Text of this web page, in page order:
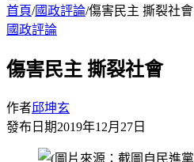
首頁/國政評論/傷害民主 撕裂社會
國政評論
傷害民主 撕裂社會
作者邱坤玄
發布日期2019年12月27日